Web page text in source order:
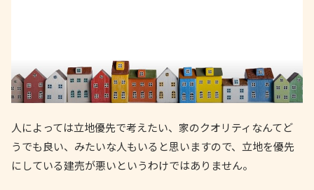
人によっては立地優先で考えたい、家のクオリティなんてど
うでも良い、みたいな人もいると思いますので、立地を優先
にしている建売が悪いというわけではありません。